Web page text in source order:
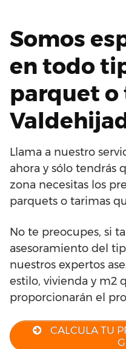
Somos
en todo
parquet o
Llama a nuestro
ahora y sólo tendrás
zona necesitas los
parquets o tarimas
No te preocupes, si
asesoramiento del
nuestros expertos
estilo, vivienda y m2
proporcionarán el
CALCULA TU